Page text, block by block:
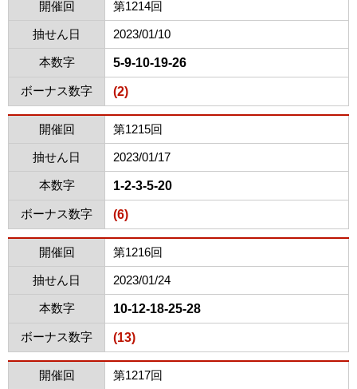
開催回 第1214回
抽せん日 2023/01/10
本数字 5-9-10-19-26
ボーナス数字 (2)
開催回 第1215回
抽せん日 2023/01/17
本数字 1-2-3-5-20
ボーナス数字 (6)
開催回 第1216回
抽せん日 2023/01/24
本数字 10-12-18-25-28
ボーナス数字 (13)
開催回 第1217回